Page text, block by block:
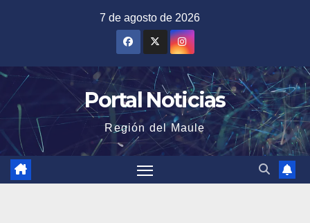
7 de agosto de 2026
Portal Noticias
Región del Maule